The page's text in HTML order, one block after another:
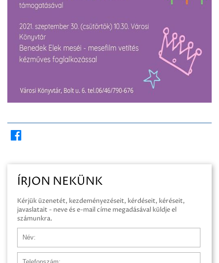
ÍRJON NEKÜNK
Kérjük üzenetét, kezdeményezéseit, kérdéseit, kéréseit,
javaslatait - neve és e-mail címe megadásával küldje el
számunkra.
Név
Telefonszám